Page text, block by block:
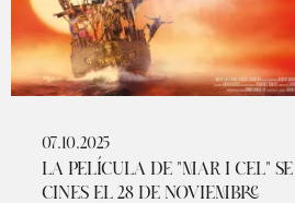
07.10.2025
LA PELÍCULA DE "MAR I CEL" SE
CINES EL 28 DE NOVIEMBRE